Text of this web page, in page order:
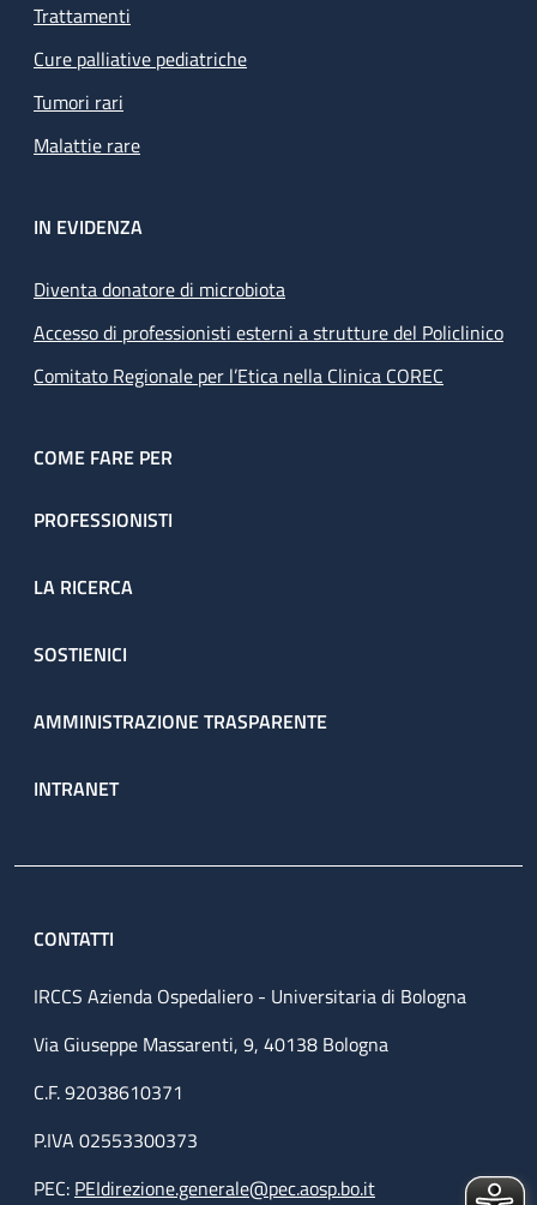
Trattamenti
Cure palliative pediatriche
Tumori rari
Malattie rare
IN EVIDENZA
Diventa donatore di microbiota
Accesso di professionisti esterni a strutture del Policlinico
Comitato Regionale per l’Etica nella Clinica COREC
COME FARE PER
PROFESSIONISTI
LA RICERCA
SOSTIENICI
AMMINISTRAZIONE TRASPARENTE
INTRANET
CONTATTI
IRCCS Azienda Ospedaliero - Universitaria di Bologna
Via Giuseppe Massarenti, 9, 40138 Bologna
C.F. 92038610371
P.IVA 02553300373
PEC: PEIdirezione.generale@pec.aosp.bo.it